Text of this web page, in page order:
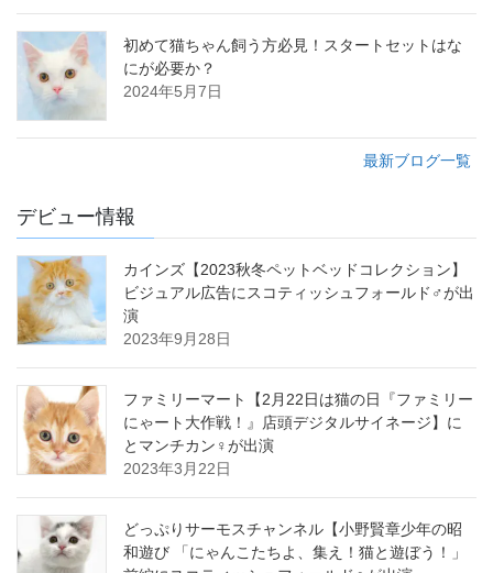
初めて猫ちゃん飼う方必見！スタートセットはな
にが必要か？
2024年5月7日
最新ブログ一覧
デビュー情報
カインズ【2023秋冬ペットベッドコレクション】
ビジュアル広告にスコティッシュフォールド♂が出
演
2023年9月28日
ファミリーマート【2月22日は猫の日『ファミリー
にゃート大作戦！』店頭デジタルサイネージ】に
とマンチカン♀が出演
2023年3月22日
どっぷりサーモスチャンネル【小野賢章少年の昭
和遊び 「にゃんこたちよ、集え！猫と遊ぼう！」